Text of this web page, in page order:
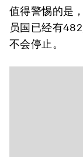
值得警惕的是
员国已经有
不会停止。